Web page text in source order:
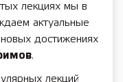
лекциях мы в
актуальные
достижениях
.
лекций